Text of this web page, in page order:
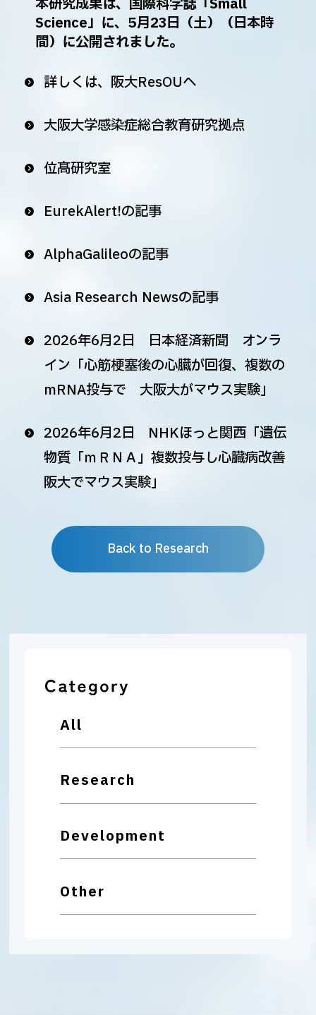
All
Research
Development
Other
本研究成果は、国際科学誌「Small
Science」に、5月23日（土）（日本時
間）に公開されました。
詳しくは、阪大ResOUへ
大阪大学感染症総合教育研究拠点
位髙研究室
EurekAlert!の記事
AlphaGalileoの記事
Asia Research Newsの記事
2026年6月2日 日本経済新聞 オンラ
イン「心筋梗塞後の心臓が回復、複数の
mRNA投与で 大阪大がマウス実験」
2026年6月2日 NHKほっと関西「遺伝
物質「ｍＲＮＡ」複数投与し心臓病改善
阪大でマウス実験」
Back to Research